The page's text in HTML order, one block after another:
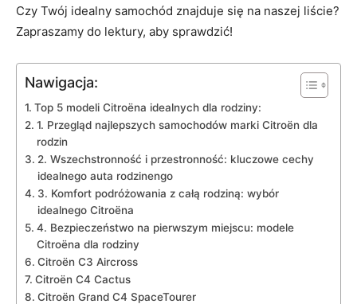
Czy Twój idealny samochód znajduje się na naszej liście?
Zapraszamy do lektury, aby sprawdzić!
Nawigacja:
Top⁤ 5 modeli Citroëna idealnych dla rodziny:
1. Przegląd najlepszych samochodów marki Citroën dla
rodzin
2. Wszechstronność ⁣i przestronność: kluczowe cechy
idealnego auta rodzinengo
3. Komfort podróżowania z ​całą rodziną: wybór
idealnego Citroëna
4. Bezpieczeństwo na pierwszym miejscu: modele
Citroëna dla rodziny
Citroën C3 Aircross
Citroën C4 Cactus
Citroën⁣ Grand C4 SpaceTourer